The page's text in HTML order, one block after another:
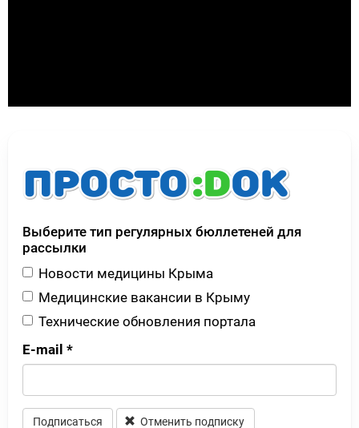
Выберите тип регулярных бюллетеней для
рассылки
Новости медицины Крыма
Медицинские вакансии в Крыму
Технические обновления портала
E-mail *
Подписаться Отменить подписку